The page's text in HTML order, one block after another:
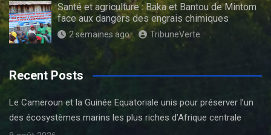
Santé et agriculture : Baka et Bantou de Mintom
face aux dangers des engrais chimiques
2 semaines ago TribuneVerte
Recent Posts
Le Cameroun et la Guinée Equatoriale unis pour préserver l’un
des écosystèmes marins les plus riches d’Afrique centrale